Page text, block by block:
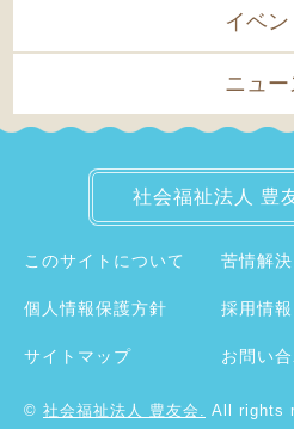
イベン
ニュー
社会福祉法人 豊
このサイトについて 苦情解
個人情報保護方針 採用情報
サイトマップ お問い
© 社会福祉法人 豊友会. All rights